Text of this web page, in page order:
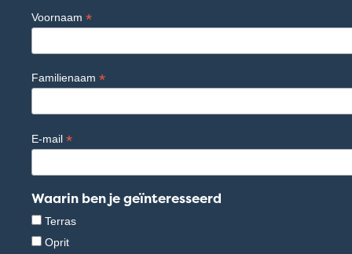
Voornaam *
Familienaam *
E-mail *
Waarin ben je geïnteresseerd
Terras
Oprit